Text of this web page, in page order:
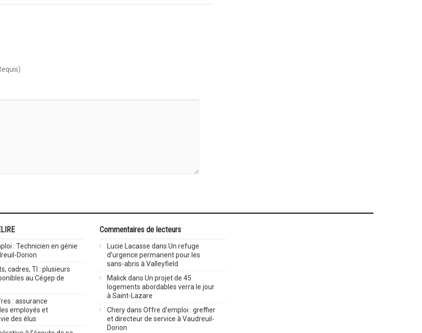
: Technicien en génie
Dorion
cadres, TI : plusieurs
au Cégep de
: assurance
employés et
des élus
Commentaires de lecteurs
Lucie Lacasse dans Un refuge
d’urgence permanent pour les
sans-abris à Valleyfield
Malickdans Un projet de 45
logements abordables verra le jour
à Saint-Lazare
Cherydans Offre d’emploi : greffier
et directeur de service à Vaudreuil-
Dorion